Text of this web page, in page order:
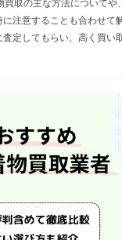
買取の主な方法についてや
注意することも合わせて
定してもらい、高く買い